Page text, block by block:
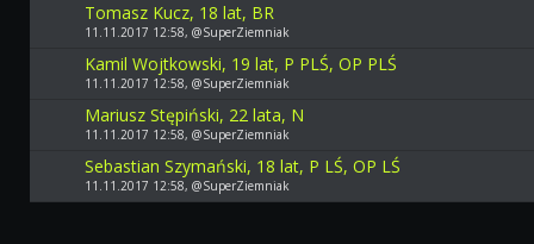
Tomasz Kucz, 18 lat, BR
11.11.2017 12:58, @SuperZiemniak
Kamil Wojtkowski, 19 lat, P PLŚ, OP PLŚ
11.11.2017 12:58, @SuperZiemniak
Mariusz Stępiński, 22 lata, N
11.11.2017 12:58, @SuperZiemniak
Sebastian Szymański, 18 lat, P LŚ, OP LŚ
11.11.2017 12:58, @SuperZiemniak